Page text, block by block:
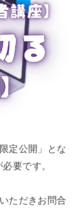
定公開」とな
要です。
ただきお問合